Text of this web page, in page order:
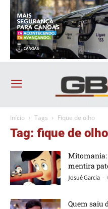
Início Tags Fique de olho
Tag: fique de olho
Mitomania:
mentira
Josué Garcia -
Quem saiu